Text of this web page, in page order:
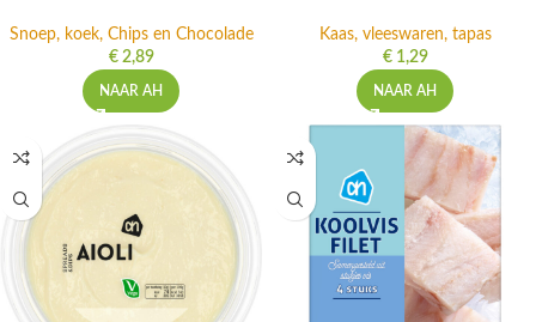
Snoep, koek, Chips en Chocolade
€2,89
NAAR AH
Kaas, vleeswaren, tapas
€1,29
NAAR AH